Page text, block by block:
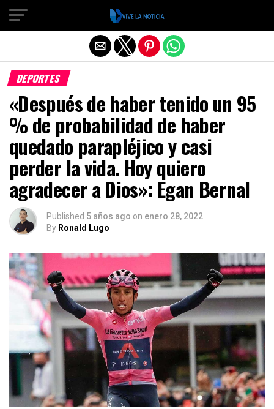
DEPORTES
«Después de haber tenido un 95
% de probabilidad de haber
quedado parapléjico y casi
perder la vida. Hoy quiero
agradecer a Dios»: Egan Bernal
Published 5 años ago on enero 28, 2022
By Ronald Lugo
Salir de la versión móvil